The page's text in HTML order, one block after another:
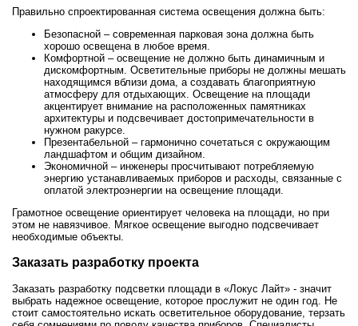
Правильно спроектированная система освещения должна быть:
Безопасной – современная парковая зона должна быть
хорошо освещена в любое время.
Комфортной – освещение не должно быть динамичным и
дискомфортным. Осветительные приборы не должны мешать
находящимся вблизи дома, а создавать благоприятную
атмосферу для отдыхающих. Освещение на площади
акцентирует внимание на расположенных памятниках
архитектуры и подсвечивает достопримечательности в
нужном ракурсе.
Презентабельной – гармонично сочетаться с окружающим
ландшафтом и общим дизайном.
Экономичной – инженеры просчитывают потребляемую
энергию устанавливаемых приборов и расходы, связанные с
оплатой электроэнергии на освещение площади.
Грамотное освещение ориентирует человека на площади, но при
этом не навязчивое. Мягкое освещение выгодно подсвечивает
необходимые объекты.
Заказать разработку проекта
Заказать разработку подсветки площади в «Локус Лайт» - значит
выбрать надежное освещение, которое прослужит не один год. Не
стоит самостоятельно искать осветительное оборудование, терзать